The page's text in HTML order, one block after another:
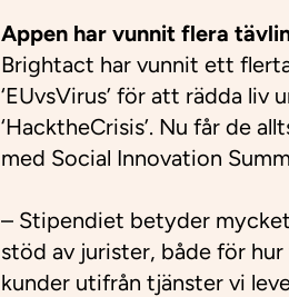
Appen har vunnit flera
Brightact har vunnit ett
‘EUvsVirus’ för att rädda
‘HacktheCrisis’. Nu får de
med Social Innovation
– Stipendiet betyder
stöd av jurister, både för
kunder utifrån tjänster vi